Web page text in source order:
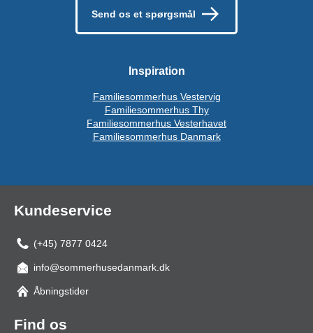
Send os et spørgsmål
Inspiration
Familiesommerhus Vestervig
Familiesommerhus Thy
Familiesommerhus Vesterhavet
Familiesommerhus Danmark
Kundeservice
(+45) 7877 0424
info@sommerhusedanmark.dk
Åbningstider
Find os